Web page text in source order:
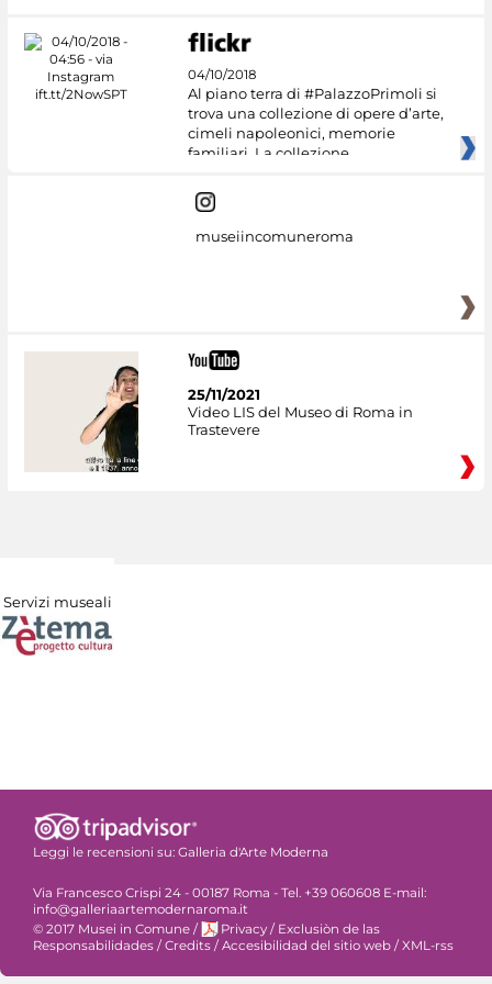
04/10/2018
Al piano terra di #PalazzoPrimoli si
trova una collezione di opere d’arte,
cimeli napoleonici, memorie
familiari. La collezione
museiincomuneroma
25/11/2021
Video LIS del Museo di Roma in
Trastevere
Servizi museali
Leggi le recensioni su: Galleria d'Arte Moderna
Via Francesco Crispi 24 - 00187 Roma - Tel. +39 060608 E-mail:
info@galleriaartemodernaroma.it
© 2017 Musei in Comune / Privacy / Exclusiòn de las
Responsabilidades /Credits /Accesibilidad del sitio web /XML-rss